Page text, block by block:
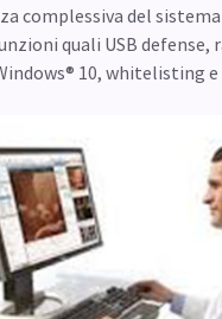
complessiva del
quali USB
10, whitelisting e